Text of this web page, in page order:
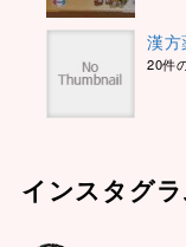
漢方
20件
インスタグ